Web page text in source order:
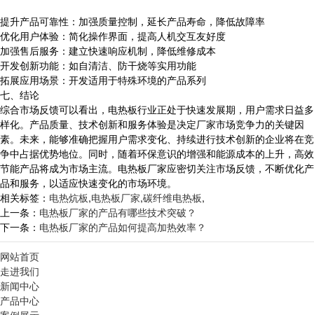
提升产品可靠性：加强质量控制，延长产品寿命，降低故障率
优化用户体验：简化操作界面，提高人机交互友好度
加强售后服务：建立快速响应机制，降低维修成本
开发创新功能：如自清洁、防干烧等实用功能
拓展应用场景：开发适用于特殊环境的产品系列
七、结论
综合市场反馈可以看出，电热板行业正处于快速发展期，用户需求日益多
样化。产品质量、技术创新和服务体验是决定厂家市场竞争力的关键因
素。未来，能够准确把握用户需求变化、持续进行技术创新的企业将在竞
争中占据优势地位。同时，随着环保意识的增强和能源成本的上升，高效
节能产品将成为市场主流。电热板厂家应密切关注市场反馈，不断优化产
品和服务，以适应快速变化的市场环境。
相关标签： 电热炕板,电热板厂家,碳纤维电热板,
上一条： 电热板厂家的产品有哪些技术突破？
下一条： 电热板厂家的产品如何提高加热效率？
网站首页
走进我们
新闻中心
产品中心